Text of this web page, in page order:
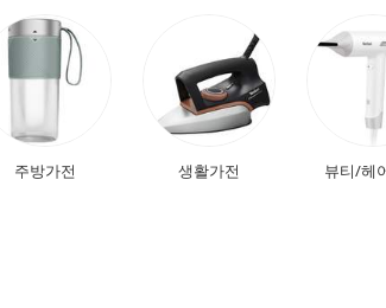
주방가전 생활가전 뷰티/헤